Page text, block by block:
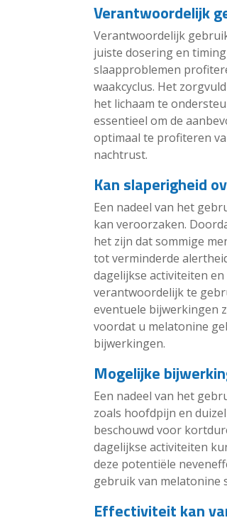
Verantwoordelijk
Verantwoordelijk
juiste dosering en
slaapproblemen
waakcyclus. Het
het lichaam te
essentieel om de
optimaal te profiteren
nachtrust.
Kan slaperigheid
Een nadeel van het
kan veroorzaken.
het zijn dat sommige
tot verminderde
dagelijkse activiteiten
verantwoordelijk te
eventuele bijwerkingen
voordat u melatonine
bijwerkingen.
Mogelijke
Een nadeel van het
zoals hoofdpijn en
beschouwd voor
dagelijkse activiteiten
deze potentiële
gebruik van melatonine
Effectiviteit kan